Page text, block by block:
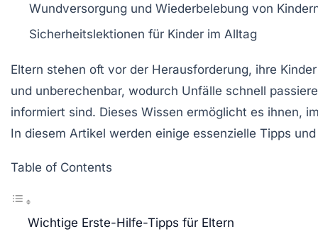
Wundversorgung und Wiederbelebung von
Sicherheitslektionen für Kinder im Alltag
Eltern stehen oft vor der Herausforderung, ihre Kinder
und unberechenbar, wodurch Unfälle schnell
informiert sind. Dieses Wissen ermöglicht es ihnen,
In diesem Artikel werden einige essenzielle Tipps
Table of Contents
Wichtige Erste-Hilfe-Tipps für Eltern